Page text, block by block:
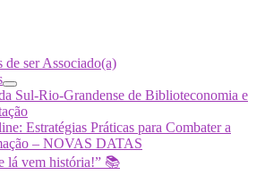
de ser Associado(a)
Sul-Rio-Grandense de Biblioteconomia e
Estratégias Práticas para Combater a
– NOVAS DATAS
lá vem história!” 📚